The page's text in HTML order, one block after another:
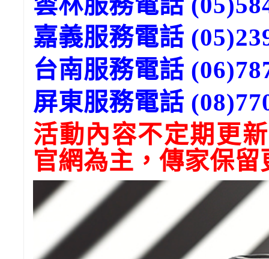
嘉義服務電話
台南服務電話
屏東服務電話
活動內容不定期更
官網為主，傳家保